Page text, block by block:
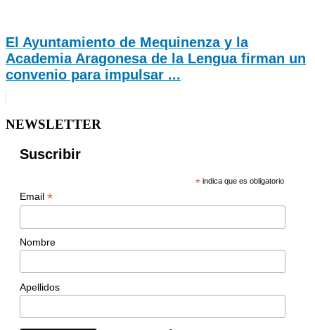
El Ayuntamiento de Mequinenza y la
Academia Aragonesa de la Lengua firman un
convenio para impulsar ...
NEWSLETTER
Suscribir
* indica que es obligatorio
Email *
Nombre
Apellidos